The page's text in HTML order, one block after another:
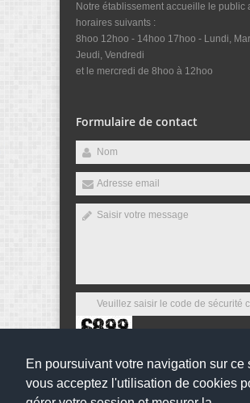
En poursuivant votre navigation sur ce
vous acceptez l'utilisation de cookies
Notre établissement accueille le public
horaires suivants :
8hoo 12hoo - 14hoo 17hoo - Lundi,
Jeudi, Vendredi
et le mercredi de 8hoo à 12hoo
Formulaire de contact
Envoyer